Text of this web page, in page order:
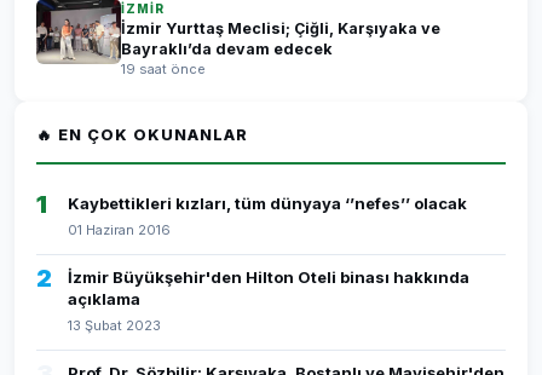
İZMİR
İzmir Yurttaş Meclisi; Çiğli, Karşıyaka ve
Bayraklı’da devam edecek
19 saat önce
🔥 EN ÇOK OKUNANLAR
1 Kaybettikleri kızları, tüm dünyaya ‘’nefes’’ olacak
01 Haziran 2016
2
İzmir Büyükşehir'den Hilton Oteli binası hakkında
açıklama
13 Şubat 2023